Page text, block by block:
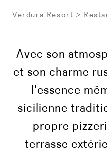
Verdura Resort
Avec son
et son charme
l'essence
sicilienne
propre
terrasse